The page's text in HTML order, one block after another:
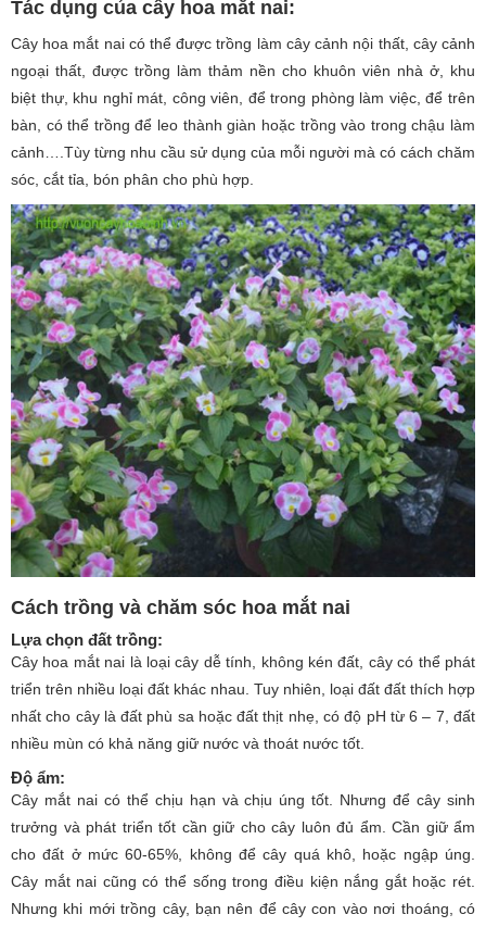
Tác dụng của cây hoa mắt nai:
Cây hoa mắt nai có thể được trồng làm cây cảnh nội thất, cây cảnh
ngoại thất, được trồng làm thảm nền cho khuôn viên nhà ở, khu
biệt thự, khu nghỉ mát, công viên, để trong phòng làm việc, để trên
bàn, có thể trồng để leo thành giàn hoặc trồng vào trong chậu làm
cảnh….Tùy từng nhu cầu sử dụng của mỗi người mà có cách chăm
sóc, cắt tỉa, bón phân cho phù hợp.
Cách trồng và chăm sóc hoa mắt nai
Lựa chọn đất trồng:
Cây hoa mắt nai là loại cây dễ tính, không kén đất, cây có thể phát
triển trên nhiều loại đất khác nhau. Tuy nhiên, loại đất đất thích hợp
nhất cho cây là đất phù sa hoặc đất thịt nhẹ, có độ pH từ 6 – 7, đất
nhiều mùn có khả năng giữ nước và thoát nước tốt.
Độ ẩm:
Cây mắt nai có thể chịu hạn và chịu úng tốt. Nhưng để cây sinh
trưởng và phát triển tốt cần giữ cho cây luôn đủ ẩm. Cần giữ ẩm
cho đất ở mức 60-65%, không để cây quá khô, hoặc ngập úng.
Cây mắt nai cũng có thể sống trong điều kiện nắng gắt hoặc rét.
Nhưng khi mới trồng cây, bạn nên để cây con vào nơi thoáng, có